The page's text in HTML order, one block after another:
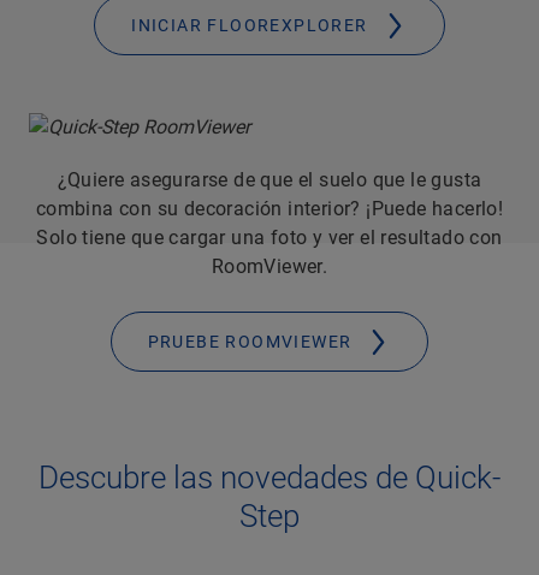
INICIAR FLOOREXPLORER
¿Quiere asegurarse de que el suelo que le gusta
combina con su decoración interior? ¡Puede hacerlo!
Solo tiene que cargar una foto y ver el resultado con
RoomViewer.
PRUEBE ROOMVIEWER
Descubre las novedades de Quick-
Step